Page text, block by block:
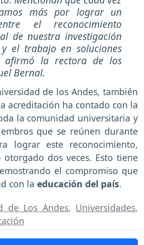
más por lograr un
el reconocimiento
de nuestra investigación
el trabajo en soluciones
afirmó la rectora de los
Bernal.
de los Andes, también
acreditación ha contado con la
la comunidad universitaria y
que se reúnen durante
lograr este reconocimiento,
dos veces. Esto tiene
el compromiso que
con la educación del país.
de Los Andes, Universidades,